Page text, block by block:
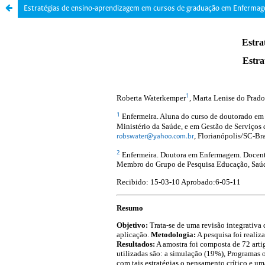
Estratégias de ensino-aprendizagem em cursos de graduação em